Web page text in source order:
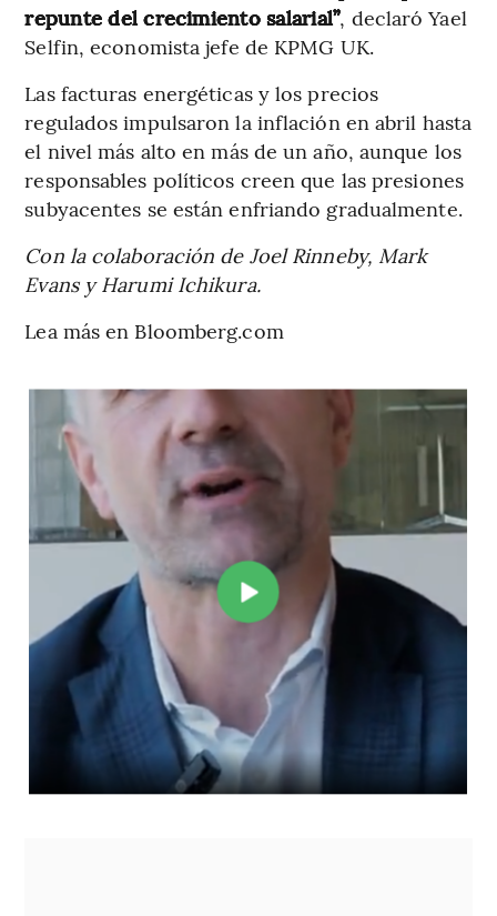
repunte del crecimiento salarial”, declaró Yael
Selfin, economista jefe de KPMG UK.
Las facturas energéticas y los precios
regulados impulsaron la inflación en abril hasta
el nivel más alto en más de un año, aunque los
responsables políticos creen que las presiones
subyacentes se están enfriando gradualmente.
Con la colaboración de Joel Rinneby, Mark
Evans y Harumi Ichikura.
Lea más en Bloomberg.com